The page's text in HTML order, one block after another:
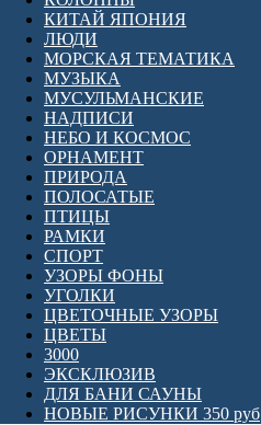
КИТАЙ ЯПОНИЯ
ЛЮДИ
МОРСКАЯ ТЕМАТИКА
МУЗЫКА
МУСУЛЬМАНСКИЕ
НАДПИСИ
НЕБО И КОСМОС
ОРНАМЕНТ
ПРИРОДА
ПОЛОСАТЫЕ
ПТИЦЫ
РАМКИ
СПОРТ
УЗОРЫ ФОНЫ
УГОЛКИ
ЦВЕТОЧНЫЕ УЗОРЫ
ЦВЕТЫ
3000
ЭКСКЛЮЗИВ
ДЛЯ БАНИ САУНЫ
НОВЫЕ РИСУНКИ 350 руб